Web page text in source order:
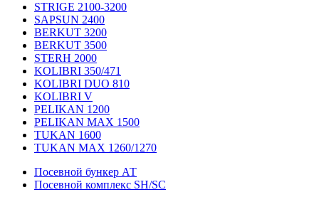
STRIGE 2100-3200
SAPSUN 2400
BERKUT 3200
BERKUT 3500
STERH 2000
KOLIBRI 350/471
KOLIBRI DUO 810
KOLIBRI V
PELIKAN 1200
PELIKAN MAX 1500
TUKAN 1600
TUKAN MAX 1260/1270
Посевной бункер АТ
Посевной комплекс SH/SC